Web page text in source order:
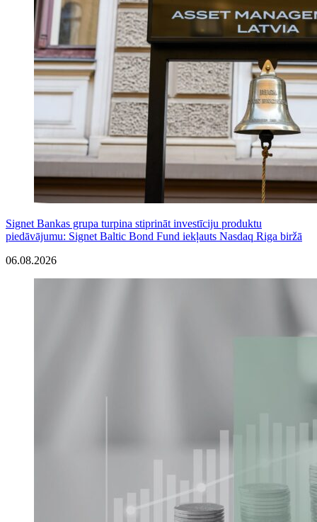
Signet Bankas grupa turpina stiprināt investīciju produktu
piedāvājumu: Signet Baltic Bond Fund iekļauts Nasdaq Riga biržā
06.08.2026